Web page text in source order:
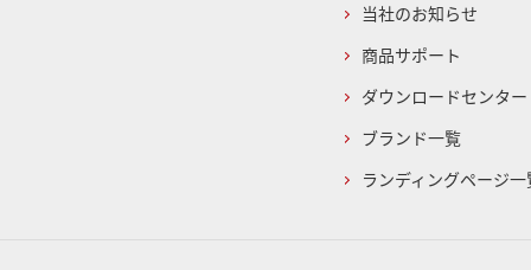
当社のお知らせ
商品サポート
ダウンロードセンター
ブランド一覧
ランディングページ一